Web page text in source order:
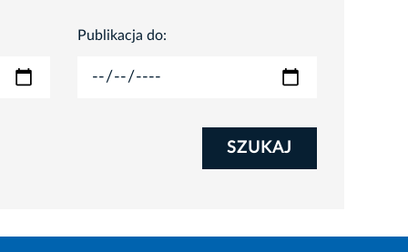
Publikacja do:
SZUKAJ